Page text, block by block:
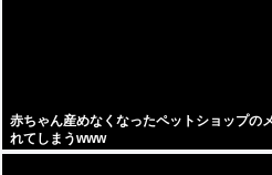
赤ちゃん産めなくなったペットショップの
れてしまうwww